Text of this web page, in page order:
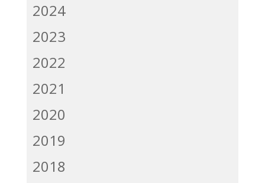
2024
2023
2022
2021
2020
2019
2018